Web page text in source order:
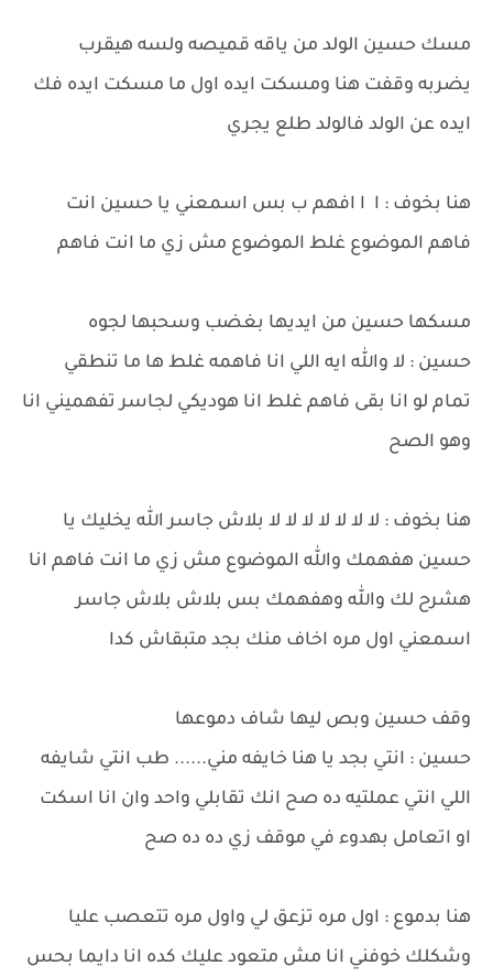
مسك حسين الولد من ياقه قميصه ولسه هيقرب
يضربه وقفت هنا ومسكت ايده اول ما مسكت ايده فك
ايده عن الولد فالولد طلع يجري
هنا بخوف : ا ا افهم ب بس اسمعني يا حسين انت
فاهم الموضوع غلط الموضوع مش زي ما انت فاهم
مسكها حسين من ايديها بغضب وسحبها لجوه
حسين : لا والله ايه اللي انا فاهمه غلط ها ما تنطقي
تمام لو انا بقى فاهم غلط انا هوديكي لجاسر تفهميني انا
وهو الصح
هنا بخوف : لا لا لا لا لا لا لا بلاش جاسر الله يخليك يا
حسين هفهمك والله الموضوع مش زي ما انت فاهم انا
هشرح لك والله وهفهمك بس بلاش بلاش جاسر
اسمعني اول مره اخاف منك بجد متبقاش كدا
وقف حسين وبص ليها شاف دموعها
حسين : انتي بجد يا هنا خايفه مني...... طب انتي شايفه
اللي انتي عملتيه ده صح انك تقابلي واحد وان انا اسكت
او اتعامل بهدوء في موقف زي ده ده صح
هنا بدموع : اول مره تزعق لي واول مره تتعصب عليا
وشكلك خوفني انا مش متعود عليك كده انا دايما بحس